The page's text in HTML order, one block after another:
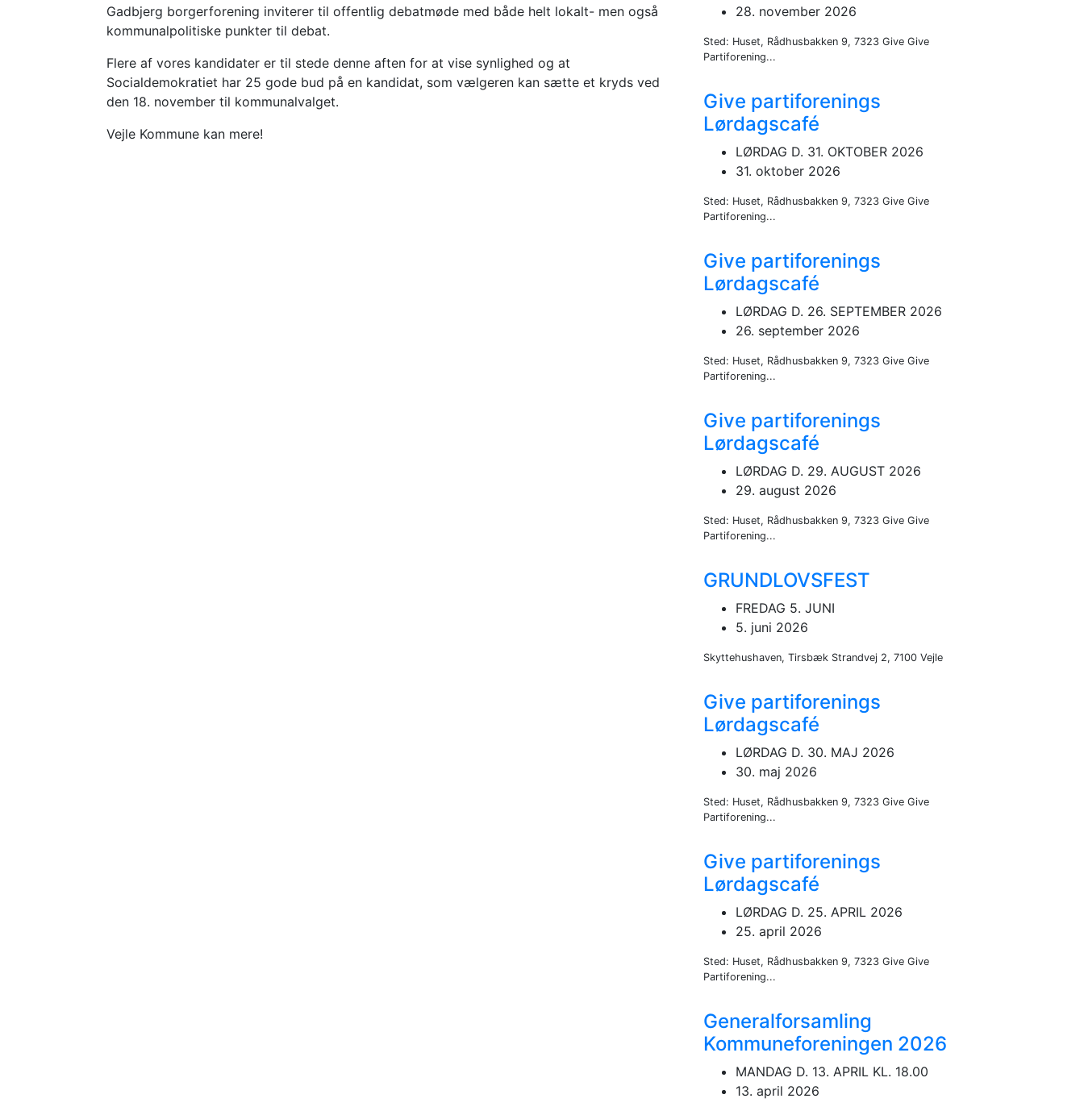
Gadbjerg borgerforening inviterer til offentlig debatmøde med både helt lokalt- men også
kommunalpolitiske punkter til debat.
Flere af vores kandidater er til stede denne aften for at vise synlighed og at
Socialdemokratiet har 25 gode bud på en kandidat, som vælgeren kan sætte et kryds ved
den 18. november til kommunalvalget.
Vejle Kommune kan mere!
28. november 2026
Sted: Huset, Rådhusbakken 9, 7323 Give Give
Partiforening...
Give partiforenings
Lørdagscafé
LØRDAG D. 31. OKTOBER 2026
31. oktober 2026
Sted: Huset, Rådhusbakken 9, 7323 Give Give
Partiforening...
Give partiforenings
Lørdagscafé
LØRDAG D. 26. SEPTEMBER 2026
26. september 2026
Sted: Huset, Rådhusbakken 9, 7323 Give Give
Partiforening...
Give partiforenings
Lørdagscafé
LØRDAG D. 29. AUGUST 2026
29. august 2026
Sted: Huset, Rådhusbakken 9, 7323 Give Give
Partiforening...
GRUNDLOVSFEST
FREDAG 5. JUNI
5. juni 2026
Skyttehushaven, Tirsbæk Strandvej 2, 7100 Vejle
Give partiforenings
Lørdagscafé
LØRDAG D. 30. MAJ 2026
30. maj 2026
Sted: Huset, Rådhusbakken 9, 7323 Give Give
Partiforening...
Give partiforenings
Lørdagscafé
LØRDAG D. 25. APRIL 2026
25. april 2026
Sted: Huset, Rådhusbakken 9, 7323 Give Give
Partiforening...
Generalforsamling
Kommuneforeningen 2026
MANDAG D. 13. APRIL KL. 18.00
13. april 2026